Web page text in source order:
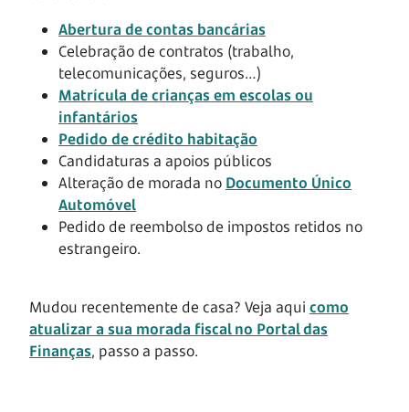
Abertura de contas bancárias
Celebração de contratos (trabalho,
telecomunicações, seguros…)
Matrícula de crianças em escolas ou
infantários
Pedido de crédito habitação
Candidaturas a apoios públicos
Alteração de morada no Documento Único
Automóvel
Pedido de reembolso de impostos retidos no
estrangeiro.
Mudou recentemente de casa? Veja aqui como
atualizar a sua morada fiscal no Portal das
Finanças, passo a passo.